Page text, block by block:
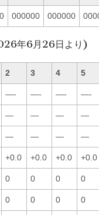
000000 000000
年6月26日より)
2 3 4 5
—- —- —- —-
— — — —
— — — —
+0.0 +0.0 +0.0 +0.0
0 0 0 0
0 0 0 0